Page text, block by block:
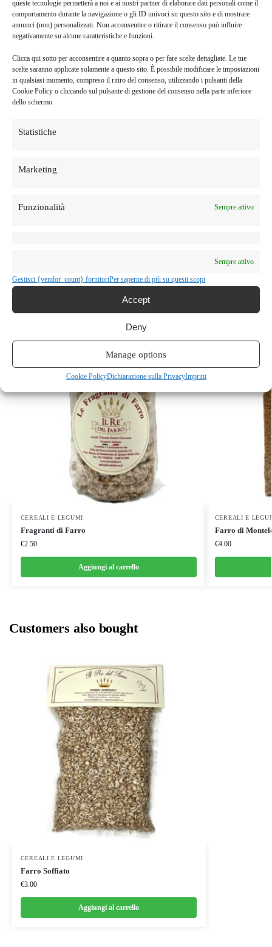
queste tecnologie permetterà a noi e ai nostri partner di elaborare dati personali come il
comportamento durante la navigazione o gli ID univoci su questo sito e di mostrare
annunci (non) personalizzati. Non acconsentire o ritirare il consenso può influire
negativamente su alcune caratteristiche e funzioni.
Clicca qui sotto per acconsentire a quanto sopra o per fare scelte dettagliate. Le tue
scelte saranno applicate solamente a questo sito. È possibile modificare le impostazioni
in qualsiasi momento, compreso il ritiro del consenso, utilizzando i pulsanti della
Cookie Policy o cliccando sul pulsante di gestione del consenso nella parte inferiore
dello schermo.
Statistiche
Marketing
Funzionalità Sempre attivo
Sempre attivo
Gestisci {vendor_count} fornitoriPer saperne di più su questi scopi
Accept
Deny
Manage options
Cookie PolicyDichiarazione sulla PrivacyImprint
Nome*
Email*
Prodotti correlati
CEREALI E LEGUMI
Fragranti di Farro
€2.50
Aggiungi al carrello
CEREALI E
Farro di
€4.00
Customers also bought
CEREALI E LEGUMI
Farro Soffiato
€3.00
Aggiungi al carrello